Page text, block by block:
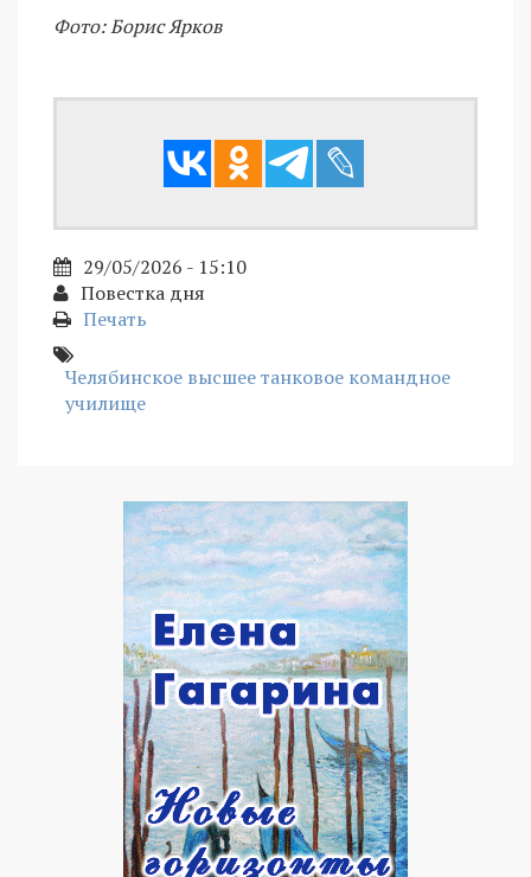
Фото: Борис Ярков
29/05/2026 - 15:10
Повестка дня
Печать
Челябинское высшее танковое командное
училище